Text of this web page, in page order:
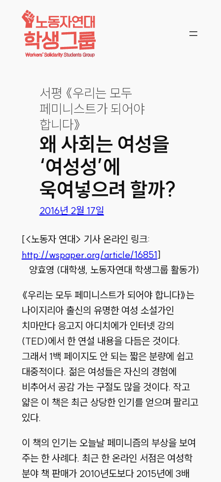
콘텐츠로
바로가기
서평 《우리는 모두
페미니스트가 되어야
합니다》
왜 사회는 여성을
‘여성성’에
욱여넣으려 할까?
2016년 2월 17일
[<노동자 연대> 기사 온라인 링크:
http://wspaper.org/article/16851]
양효영 (대학생, 노동자연대 학생그룹 활동가)
《우리는 모두 페미니스트가 되어야 합니다》는
나이지리아 출신의 유명한 여성 소설가인
치마만다 응고지 아디치에가 인터넷 강의
(TED)에서 한 연설 내용을 다듬은 것이다.
그래서 1백 페이지도 안 되는 짧은 분량에 쉽고
대중적이다. 젊은 여성들은 자신의 경험에
비추어서 공감 가는 구절도 많을 것이다. 작고
얇은 이 책은 최근 상당한 인기를 얻으며 팔리고
있다.
이 책의 인기는 오늘날 페미니즘의 부상을 보여
주는 한 사례다. 최근 한 온라인 서점은 여성학
분야 책 판매가 2010년도보다 2015년에 3배